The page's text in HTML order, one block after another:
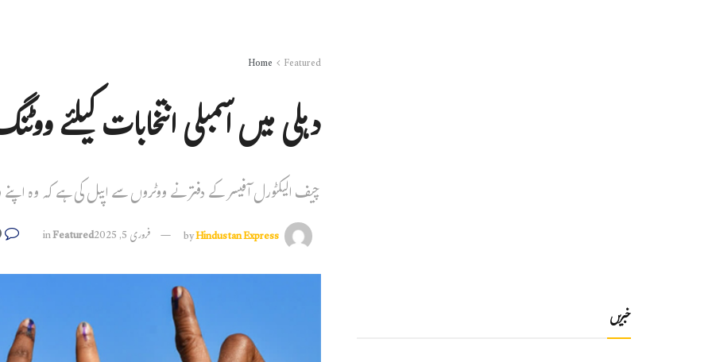
Home Featured
دہلی میں اسمبلی انتخابات کیلئے
چیف الیکٹورل آفیسر کے دفتر نے ووٹروں سے اپیل کی ہے کہ وہ
byHindustan Express فروری 5, 2025 inFeatured
خبریں